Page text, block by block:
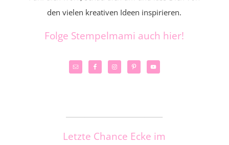
den vielen kreativen Ideen inspirieren.
Folge Stempelmami auch hier!
Letzte Chance Ecke im